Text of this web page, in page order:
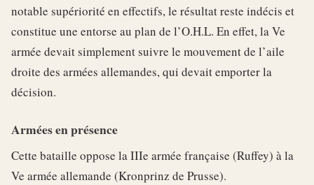
notable supériorité en effectifs, le résultat reste indécis et
constitue une entorse au plan de l’O.H.L. En effet, la Ve
armée devait simplement suivre le mouvement de l’aile
droite des armées allemandes, qui devait emporter la
décision.
Armées en présence
Cette bataille oppose la IIIe armée française (Ruffey) à la
Ve armée allemande (Kronprinz de Prusse).